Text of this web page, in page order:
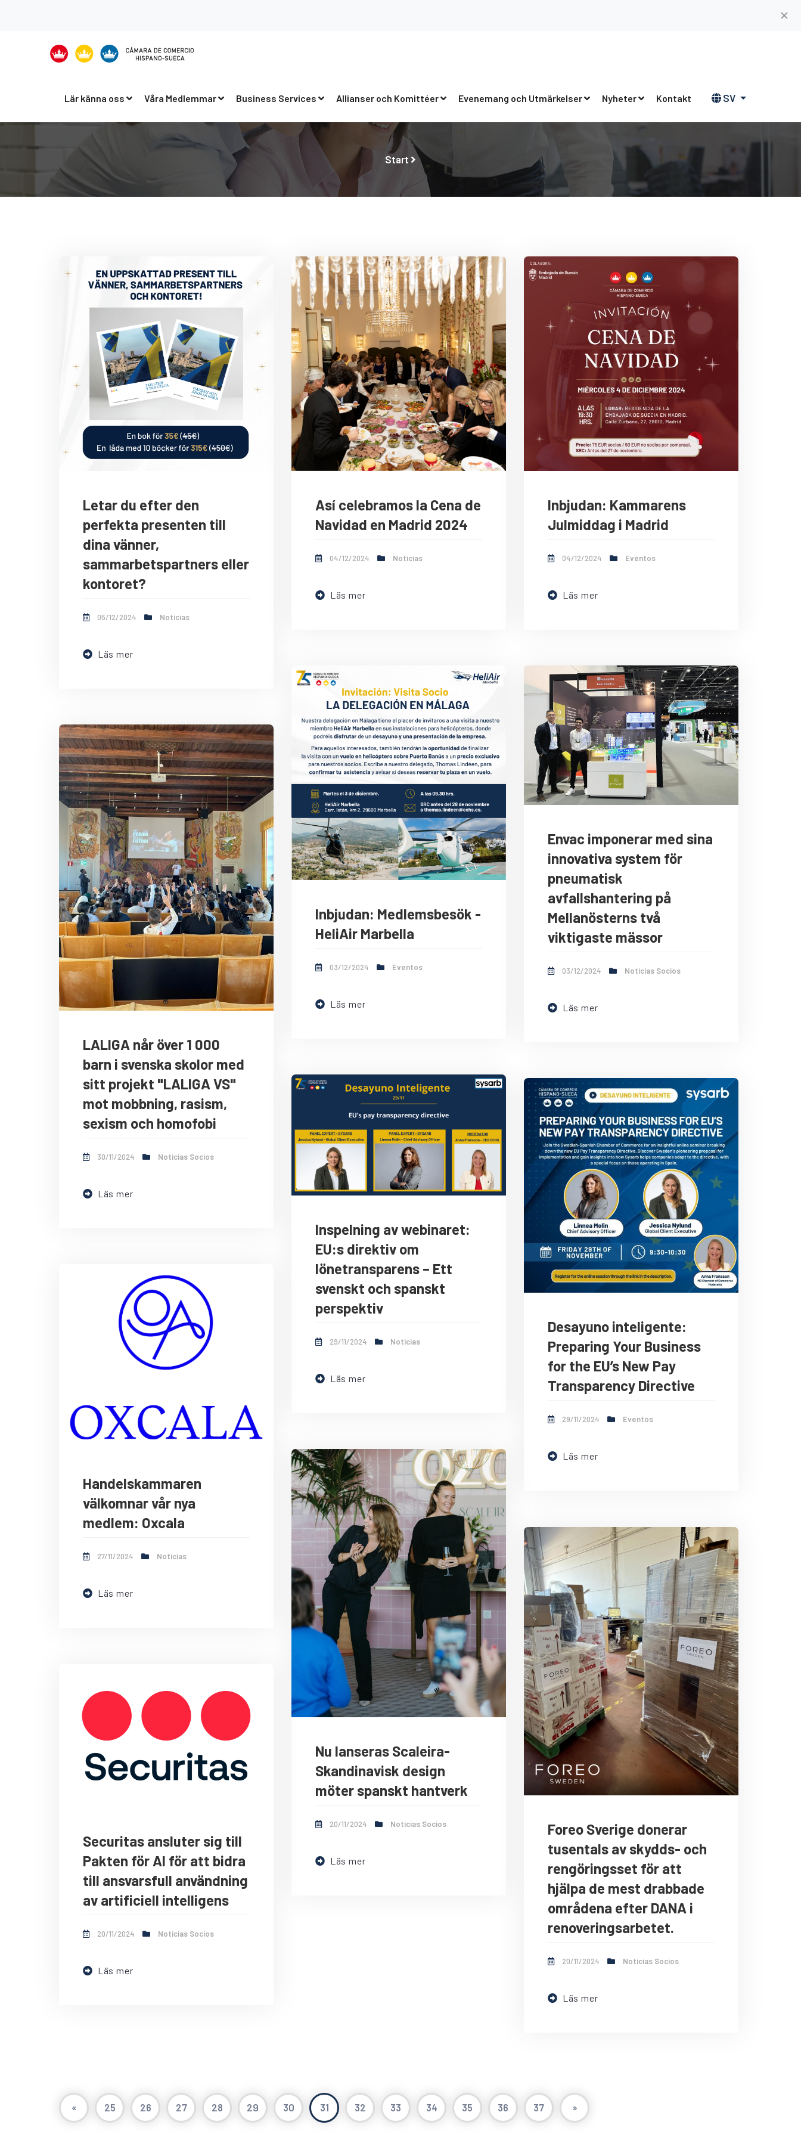
✕
Lär känna oss Våra Medlemmar Business Services Allianser och Komittéer Evenemang och Utmärkelser Nyheter Kontakt SV
Start
Letar du efter den
perfekta presenten till
dina vänner,
sammarbetspartners eller
kontoret?
05/12/2024 Noticias
Läs mer
Así celebramos la Cena de
Navidad en Madrid 2024
04/12/2024 Noticias
Läs mer
Inbjudan: Kammarens
Julmiddag i Madrid
04/12/2024 Eventos
Läs mer
Inbjudan: Medlemsbesök -
HeliAir Marbella
03/12/2024 Eventos
Läs mer
Envac imponerar med sina
innovativa system för
pneumatisk
avfallshantering på
Mellanösterns två
viktigaste mässor
03/12/2024 Noticias Socios
Läs mer
LALIGA når över 1 000
barn i svenska skolor med
sitt projekt "LALIGA VS"
mot mobbning, rasism,
sexism och homofobi
30/11/2024 Noticias Socios
Läs mer
Inspelning av webinaret:
EU:s direktiv om
lönetransparens – Ett
svenskt och spanskt
perspektiv
29/11/2024 Noticias
Läs mer
Desayuno inteligente:
Preparing Your Business
for the EU’s New Pay
Transparency Directive
29/11/2024 Eventos
Läs mer
Handelskammaren
välkomnar vår nya
medlem: Oxcala
27/11/2024 Noticias
Läs mer
Nu lanseras Scaleira-
Skandinavisk design
möter spanskt hantverk
20/11/2024 Noticias Socios
Läs mer
Foreo Sverige donerar
tusentals av skydds- och
rengöringsset för att
hjälpa de mest drabbade
områdena efter DANA i
renoveringsarbetet.
20/11/2024 Noticias Socios
Läs mer
Securitas ansluter sig till
Pakten för AI för att bidra
till ansvarsfull användning
av artificiell intelligens
20/11/2024 Noticias Socios
Läs mer
« 25 26 27 28 29 30 31 32 33 34 35 36 37 »